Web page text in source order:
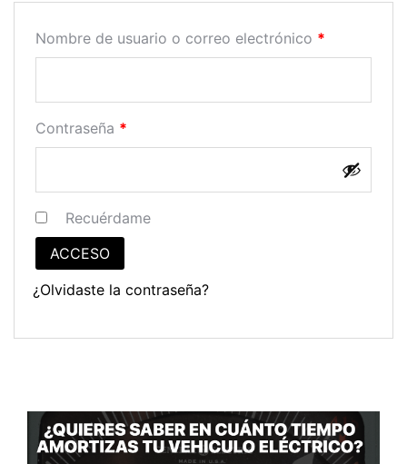
Nombre de usuario o correo electrónico *
Contraseña *
Recuérdame
ACCESO
¿Olvidaste la contraseña?